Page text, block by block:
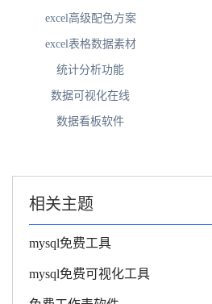
excel高级配色方案
excel表格数据素材
统计分析功能
数据可视化在线
数据看板软件
相关主题
mysql免费工具
mysql免费可视化工具